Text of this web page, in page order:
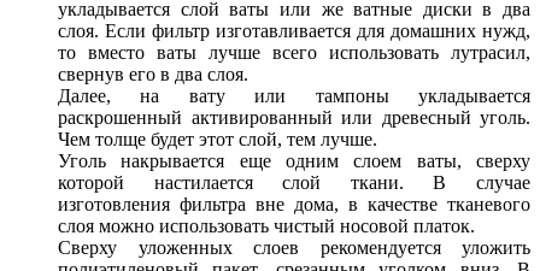
укладывается слой ваты или же ватные диски в два
слоя. Если фильтр изготавливается для домашних нужд,
то вместо ваты лучше всего использовать лутрасил,
свернув его в два слоя.
Далее, на вату или тампоны укладывается
раскрошенный активированный или древесный уголь.
Чем толще будет этот слой, тем лучше.
Уголь накрывается еще одним слоем ваты, сверху
которой настилается слой ткани. В случае
изготовления фильтра вне дома, в качестве тканевого
слоя можно использовать чистый носовой платок.
Сверху уложенных слоев рекомендуется уложить